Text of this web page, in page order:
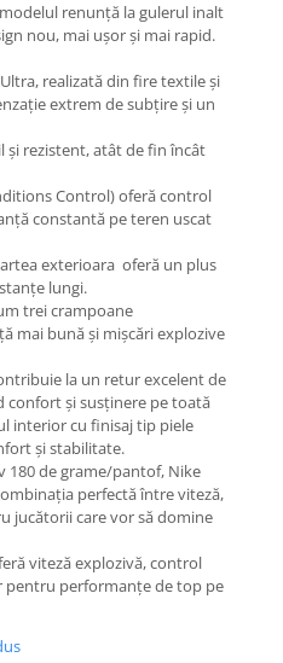
renunță la gulerul inalt
nou, mai ușor și mai rapid.
realizată din fire textile și
extrem de subțire și un
și rezistent, atât de fin încât
Control) oferă control
constantă pe teren uscat
exterioara oferă un plus
lungi.
trei crampoane
mai bună și mișcări explozive
la un retur excelent de
confort și susținere pe toată
interior cu finisaj tip piele
și stabilitate.
180 de grame/pantof, Nike
perfectă între viteză,
jucătorii care vor să domine
viteză explozivă, control
pentru performanțe de top pe